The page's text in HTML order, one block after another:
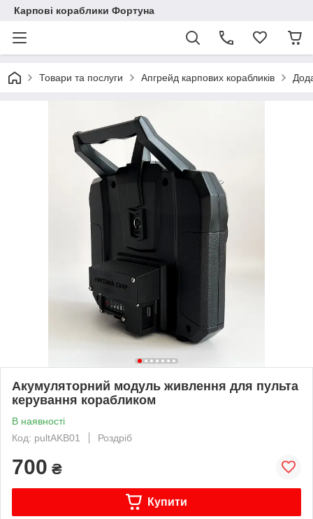
Карпові кораблики Фортуна
Товари та послуги Апгрейд карпових корабликів
Акумуляторний модуль живлення для пульта
керування корабликом
В наявності
Код: pultAKB01
Роздріб
700 ₴
Купити